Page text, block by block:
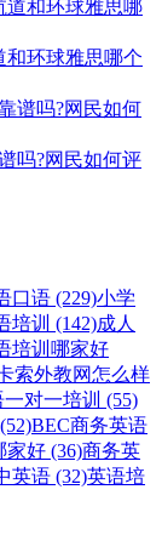
和环球雅思哪个
吗?网民如何评
口语 (229)小学
培训 (142)成人
培训哪家好
索外教网怎么样
一对一培训 (55)
BEC商务英语
家好 (36)商务英
英语 (32)英语培